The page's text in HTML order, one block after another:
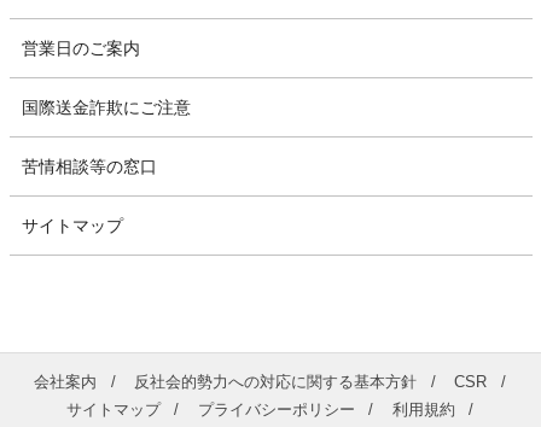
営業日のご案内
国際送金詐欺にご注意
苦情相談等の窓口
サイトマップ
会社案内 反社会的勢力への対応に関する基本方針
CSR
サイトマップ
プライバシーポリシー 利用規約